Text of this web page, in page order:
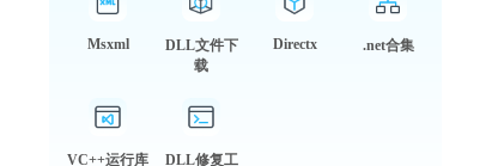
Msxml
DLL文件下
载
Directx .net合集
VC++运行库
DLL修复工